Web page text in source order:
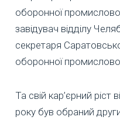
оборонної
завідувач відділу
секретаря
оборонної
Та свій кар’єрний ріст
року був обраний